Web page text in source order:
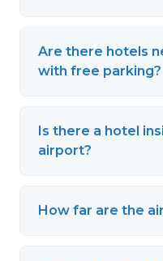
Are there hotels
with free parking?
Is there a hotel
airport?
How far are the